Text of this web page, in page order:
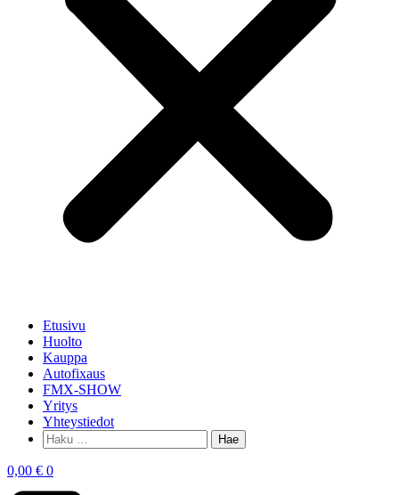
Etusivu
Huolto
Kauppa
Autofixaus
FMX-SHOW
Yritys
Yhteystiedot
0,00 € 0